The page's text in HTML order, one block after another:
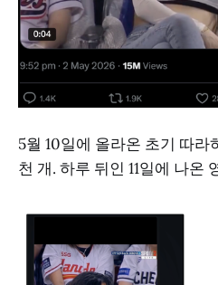
5월 10일에 올라온 초기 따라
천 개. 하루 뒤인 11일에 나온